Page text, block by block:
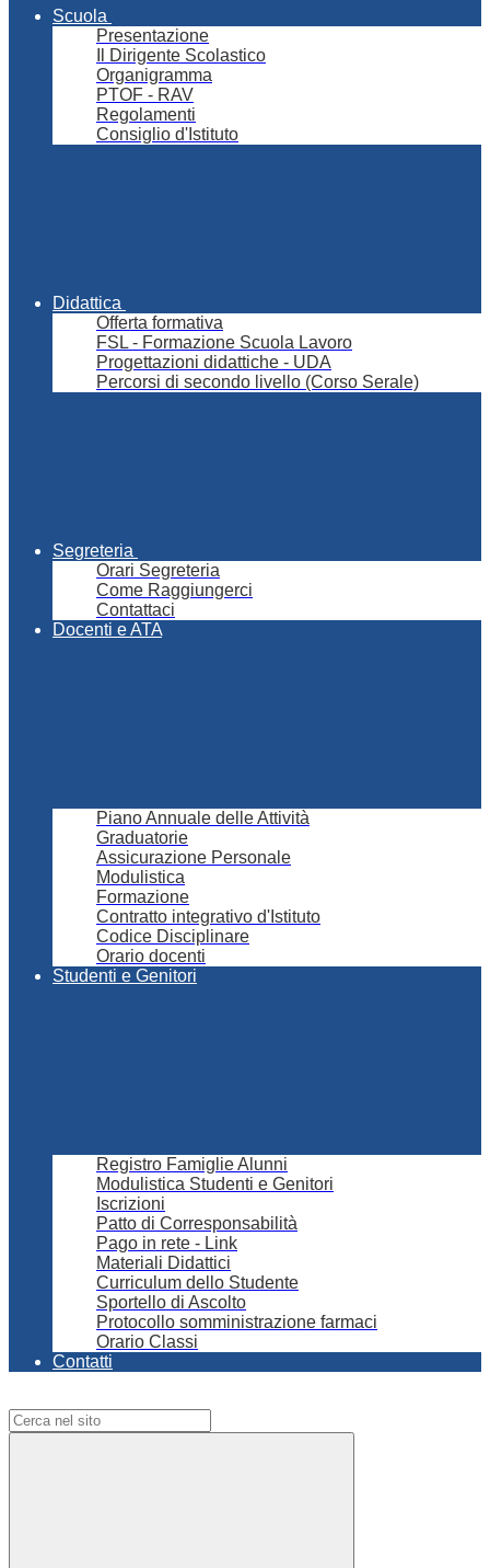
Scuola
Presentazione
Il Dirigente Scolastico
Organigramma
PTOF - RAV
Regolamenti
Consiglio d'Istituto
Didattica
Offerta formativa
FSL - Formazione Scuola Lavoro
Progettazioni didattiche - UDA
Percorsi di secondo livello (Corso Serale)
Segreteria
Orari Segreteria
Come Raggiungerci
Contattaci
Docenti e ATA
Piano Annuale delle Attività
Graduatorie
Assicurazione Personale
Modulistica
Formazione
Contratto integrativo d'Istituto
Codice Disciplinare
Orario docenti
Studenti e Genitori
Registro Famiglie Alunni
Modulistica Studenti e Genitori
Iscrizioni
Patto di Corresponsabilità
Pago in rete - Link
Materiali Didattici
Curriculum dello Studente
Sportello di Ascolto
Protocollo somministrazione farmaci
Orario Classi
Contatti